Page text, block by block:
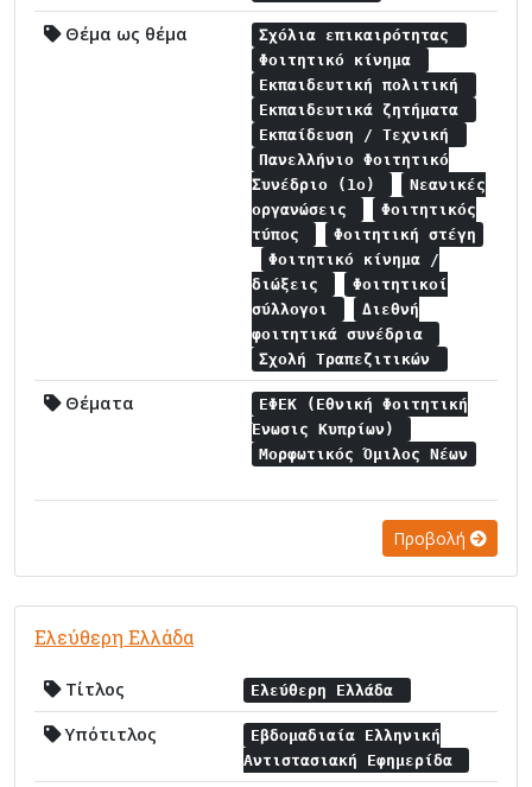
Θέμα ως θέμα
Σχόλια επικαιρότητας
Φοιτητικό κίνημα
Εκπαιδευτική πολιτική
Εκπαιδευτικά ζητήματα
Εκπαίδευση / Τεχνική
Πανελλήνιο Φοιτητικό
Συνέδριο (1ο)
Νεανικές
οργανώσεις
Φοιτητικός
τύπος
Φοιτητική στέγη
Φοιτητικό κίνημα /
διώξεις
Φοιτητικοί
σύλλογοι
Διεθνή
φοιτητικά συνέδρια
Σχολή Τραπεζιτικών
Θέματα
ΕΦΕΚ (Εθνική Φοιτητική
Ένωσις Κυπρίων)
Μορφωτικός Όμιλος Νέων
Προβολή
Ελεύθερη Ελλάδα
Τίτλος Ελεύθερη Ελλάδα
Υπότιτλος
Εβδομαδιαία Ελληνική
Αντιστασιακή Εφημερίδα